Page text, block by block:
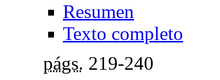
Resumen
Texto completo
págs. 219-240